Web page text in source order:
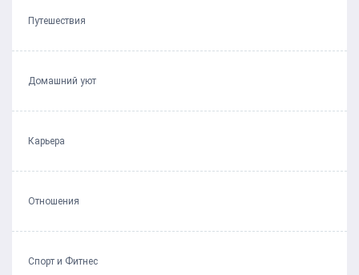
Путешествия
Домашний уют
Карьера
Отношения
Спорт и Фитнес